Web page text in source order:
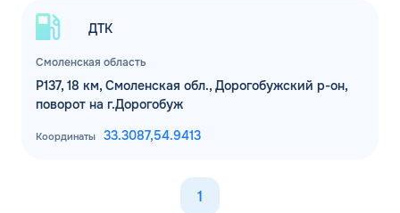
Смоленская область
ДТК
Р137, 18 км, Смоленская обл., Дорогобужский р-он,
поворот на г.Дорогобуж
Координаты 33.3087,54.9413
1